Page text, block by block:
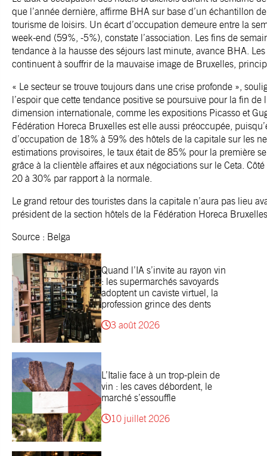
que l’année dernière, affirme BHA sur base d’un échantillon
tourisme de loisirs. Un écart d’occupation demeure entre la
week-end (59%, -5%), constate l’association. Les fins de
tendance à la hausse des séjours last minute, avance BHA.
continuent à souffrir de la mauvaise image de Bruxelles,
« Le secteur se trouve toujours dans une crise profonde »,
l’espoir que cette tendance positive se poursuive pour la fin de
dimension internationale, comme les expositions Picasso et
Fédération Horeca Bruxelles est elle aussi préoccupée,
d’occupation de 18% à 59% des hôtels de la capitale sur les
estimations provisoires, le taux était de 85% pour la première
grâce à la clientèle affaires et aux négociations sur le Ceta.
20 à 30% par rapport à la normale.
Le grand retour des touristes dans la capitale n’aura pas lieu
président de la section hôtels de la Fédération Horeca
Source : Belga
Quand l’IA s’invite au rayon vin
: les supermarchés savoyards
adoptent un caviste virtuel, la
profession grince des dents
3 août 2026
L’Italie face à un trop-plein de
vin : les caves débordent, le
marché s’essouffle
10 juillet 2026